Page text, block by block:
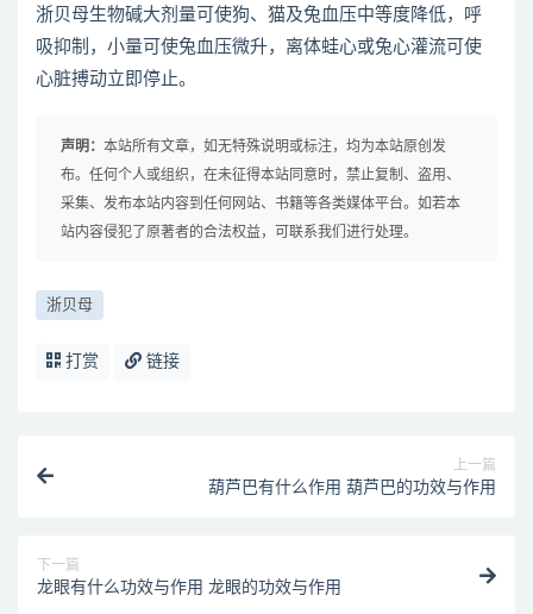
浙贝母生物碱大剂量可使狗、猫及兔血压中等度降低，呼
吸抑制，小量可使兔血压微升，离体蛙心或兔心灌流可使
心脏搏动立即停止。
声明： 本站所有文章，如无特殊说明或标注，均为本站原创发
布。任何个人或组织，在未征得本站同意时，禁止复制、盗用、
采集、发布本站内容到任何网站、书籍等各类媒体平台。如若本
站内容侵犯了原著者的合法权益，可联系我们进行处理。
浙贝母
打赏 链接
上一篇
葫芦巴有什么作用 葫芦巴的功效与作用
下一篇
龙眼有什么功效与作用 龙眼的功效与作用